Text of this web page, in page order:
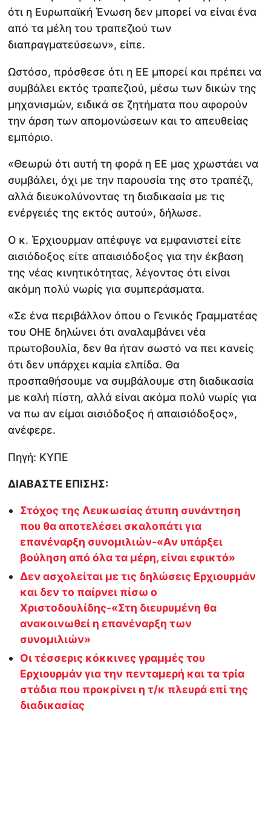
ότι η Ευρωπαϊκή Ένωση δεν μπορεί να είναι ένα
από τα μέλη του τραπεζιού των
διαπραγματεύσεων», είπε.
Ωστόσο, πρόσθεσε ότι η ΕΕ μπορεί και πρέπει να
συμβάλει εκτός τραπεζιού, μέσω των δικών της
μηχανισμών, ειδικά σε ζητήματα που αφορούν
την άρση των απομονώσεων και το απευθείας
εμπόριο.
«Θεωρώ ότι αυτή τη φορά η ΕΕ μας χρωστάει να
συμβάλει, όχι με την παρουσία της στο τραπέζι,
αλλά διευκολύνοντας τη διαδικασία με τις
ενέργειές της εκτός αυτού», δήλωσε.
Ο κ. Έρχιουρμαν απέφυγε να εμφανιστεί είτε
αισιόδοξος είτε απαισιόδοξος για την έκβαση
της νέας κινητικότητας, λέγοντας ότι είναι
ακόμη πολύ νωρίς για συμπεράσματα.
«Σε ένα περιβάλλον όπου ο Γενικός Γραμματέας
του ΟΗΕ δηλώνει ότι αναλαμβάνει νέα
πρωτοβουλία, δεν θα ήταν σωστό να πει κανείς
ότι δεν υπάρχει καμία ελπίδα. Θα
προσπαθήσουμε να συμβάλουμε στη διαδικασία
με καλή πίστη, αλλά είναι ακόμα πολύ νωρίς για
να πω αν είμαι αισιόδοξος ή απαισιόδοξος»,
ανέφερε.
Πηγή: ΚΥΠΕ
ΔΙΑΒΑΣΤΕ ΕΠΙΣΗΣ:
Στόχος της Λευκωσίας άτυπη συνάντηση
που θα αποτελέσει σκαλοπάτι για
επανέναρξη συνομιλιών-«Aν υπάρξει
βούληση από όλα τα μέρη, είναι εφικτό»
Δεν ασχολείται με τις δηλώσεις Ερχιουρμάν
και δεν το παίρνει πίσω ο
Χριστοδουλίδης-«Στη διευρυμένη θα
ανακοινωθεί η επανέναρξη των
συνομιλιών»
Οι τέσσερις κόκκινες γραμμές του
Ερχιουρμάν για την πενταμερή και τα τρία
στάδια που προκρίνει η τ/κ πλευρά επί της
διαδικασίας